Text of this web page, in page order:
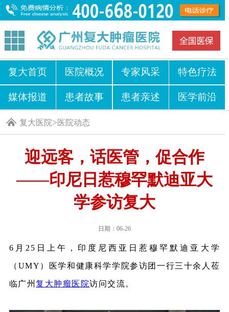
复大首页 医院概况 专家风采 特色疗法
媒体报道 患者故事 患者亲述 医学前沿
复大医院>医院动态
迎远客，话医管，促合作
——印尼日惹穆罕默迪亚大
学参访复大
日期：06-26
6月25日上午，印度尼西亚日惹穆罕默迪亚大学
（ UMY ）医学和健康科学学院参访团一行三十余人莅
临广州复大肿瘤医院访问交流。